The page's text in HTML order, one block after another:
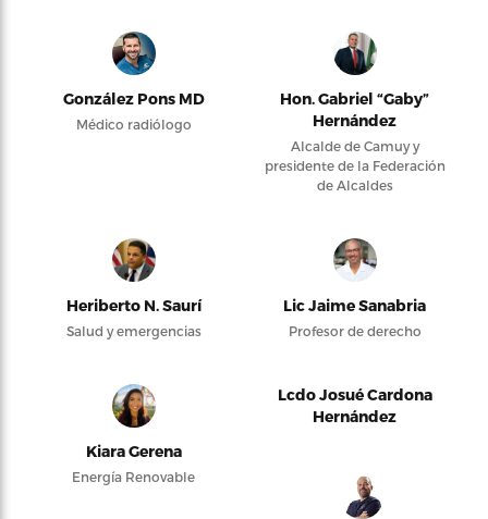
González Pons MD
Médico radiólogo
Hon. Gabriel “Gaby”
Hernández
Alcalde de Camuy y
presidente de la Federación
de Alcaldes
Heriberto N. Saurí
Salud y emergencias
Lic Jaime Sanabria
Profesor de derecho
Kiara Gerena
Energía Renovable
Lcdo Josué Cardona
Hernández